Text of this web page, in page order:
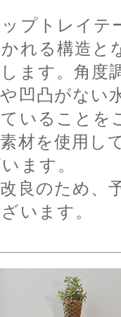
プトレイテ
れる構造と
ます。角度
凹凸がない
いることを
材を使用し
ます。
良のため、
います。